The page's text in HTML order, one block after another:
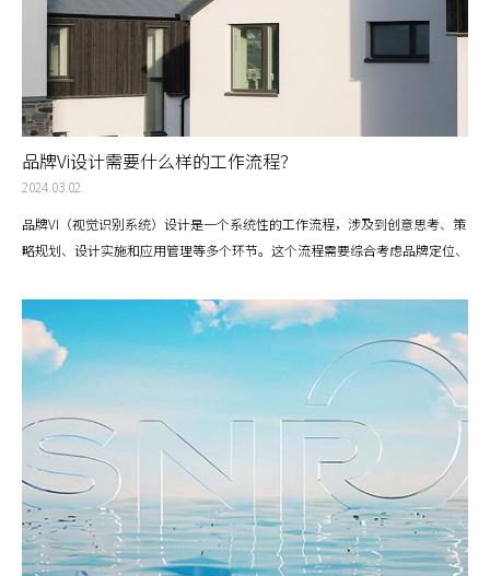
品牌Vi设计需要什么样的工作流程？
2024.03.02
品牌VI（视觉识别系统）设计是一个系统性的工作流程，涉及到创意思考、策
略规划、设计实施和应用管理等多个环节。这个流程需要综合考虑品牌定位、
信息，同时与品牌的核心价值和个性紧密相连。